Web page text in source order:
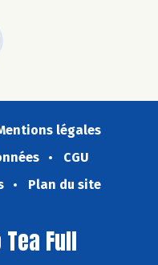
légales
CGU
Plan du site
Full